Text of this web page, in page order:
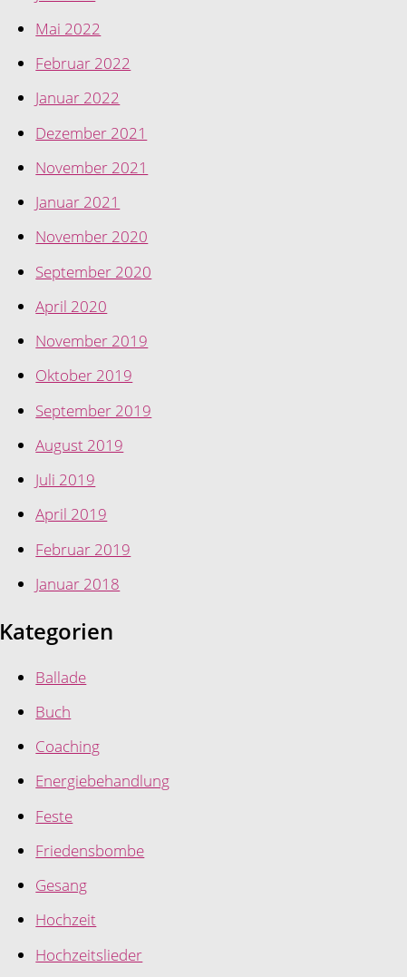
Mai 2022
Februar 2022
Januar 2022
Dezember 2021
November 2021
Januar 2021
November 2020
September 2020
April 2020
November 2019
Oktober 2019
September 2019
August 2019
Juli 2019
April 2019
Februar 2019
Januar 2018
Kategorien
Ballade
Buch
Coaching
Energiebehandlung
Feste
Friedensbombe
Gesang
Hochzeit
Hochzeitslieder